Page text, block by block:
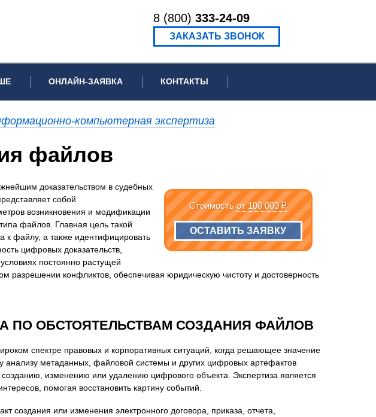
8 (800) 333-24-09
ЗАКАЗАТЬ ЗВОНОК
экспертиза
экспертиза
техническая экспертиза
экспертиза
экспертиза
экспертиза
экспертиза
создания документа
экспертиз
база
ОНЛАЙН-ЗАЯВКА
Заявка на информационное письмо для суда
Заявка на проведение рецензии
КОНТАКТЫ
компьютерная экспертиза
файлов
Стоимостьот 100 000 ₽
ОСТАВИТЬ ЗАЯВКУ
доказательством в судебных
собой
возникновения и модификации
файлов. Главная цель такой
к файлу, а также идентифицировать
цифровых доказательств,
постоянно растущей
разрешении конфликтов, обеспечивая юридическую чистоту и достоверность
ПО ОБСТОЯТЕЛЬСТВАМ СОЗДАНИЯ ФАЙЛОВ
спектре правовых и корпоративных ситуаций, когда решающее значение
метаданных, файловой системы и других цифровых артефактов
созданию, изменению или удалению цифрового объекта. Экспертиза является
помогая восстановить картину событий.
создания или изменения электронного договора, приказа, отчета,